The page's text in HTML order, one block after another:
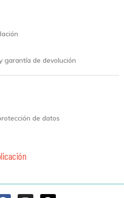
garantía de devolución
de datos